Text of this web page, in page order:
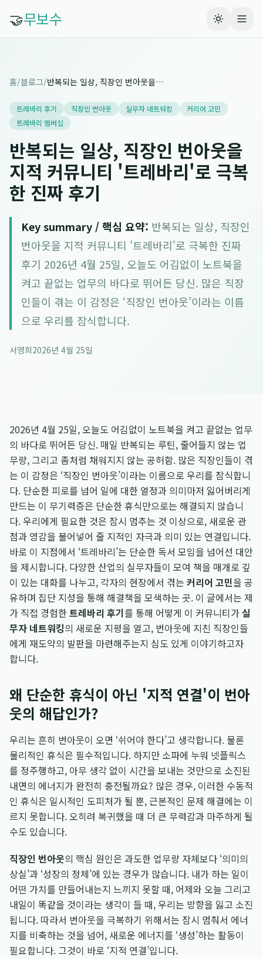
🤝무보수
홈/블로그/ 반복되는 일상, 직장인 번아웃을 지적 커뮤니티 '트레바리'로 극복한 진짜 후기
트레바리 후기 직장인 번아웃 실무자 네트워킹
커리어 고민
트레바리 멤버십
반복되는 일상, 직장인 번아웃을
지적 커뮤니티 '트레바리'로 극복
한 진짜 후기
Key summary / 핵심 요약: 반복되는 일상, 직장인
번아웃을 지적 커뮤니티 '트레바리'로 극복한 진짜
후기 2026년 4월 25일, 오늘도 어김없이 노트북을
켜고 끝없는 업무의 바다로 뛰어든 당신. 많은 직장
인들이 겪는 이 감정은 ‘직장인 번아웃’이라는 이름
으로 우리를 잠식합니다.
서영희2026년 4월 25일
2026년 4월 25일, 오늘도 어김없이 노트북을 켜고 끝없는 업무
의 바다로 뛰어든 당신. 매일 반복되는 루틴, 줄어들지 않는 업
무량, 그리고 좀처럼 채워지지 않는 공허함. 많은 직장인들이 겪
는 이 감정은 ‘직장인 번아웃’이라는 이름으로 우리를 잠식합니
다. 단순한 피로를 넘어 일에 대한 열정과 의미마저 잃어버리게
만드는 이 무기력증은 단순한 휴식만으로는 해결되지 않습니
다. 우리에게 필요한 것은 잠시 멈추는 것 이상으로, 새로운 관
점과 영감을 불어넣어 줄 지적인 자극과 의미 있는 연결입니다.
바로 이 지점에서 ‘트레바리’는 단순한 독서 모임을 넘어선 대안
을 제시합니다. 다양한 산업의 실무자들이 모여 책을 매개로 깊
이 있는 대화를 나누고, 각자의 현장에서 겪는 커리어 고민을 공
유하며 집단 지성을 통해 해결책을 모색하는 곳. 이 글에서는 제
가 직접 경험한트레바리 후기를 통해 어떻게 이 커뮤니티가실
무자 네트워킹의 새로운 지평을 열고, 번아웃에 지친 직장인들
에게 재도약의 발판을 마련해주는지 심도 있게 이야기하고자
합니다.
왜 단순한 휴식이 아닌 '지적 연결'이 번아
웃의 해답인가?
우리는 흔히 번아웃이 오면 ‘쉬어야 한다’고 생각합니다. 물론
물리적인 휴식은 필수적입니다. 하지만 소파에 누워 넷플릭스
를 정주행하고, 아무 생각 없이 시간을 보내는 것만으로 소진된
내면의 에너지가 완전히 충전될까요? 많은 경우, 이러한 수동적
인 휴식은 일시적인 도피처가 될 뿐, 근본적인 문제 해결에는 이
르지 못합니다. 오히려 복귀했을 때 더 큰 무력감과 마주하게 될
수도 있습니다.
직장인 번아웃의 핵심 원인은 과도한 업무량 자체보다 ‘의미의
상실’과 ‘성장의 정체’에 있는 경우가 많습니다. 내가 하는 일이
어떤 가치를 만들어내는지 느끼지 못할 때, 어제와 오늘 그리고
내일이 똑같을 것이라는 생각이 들 때, 우리는 방향을 잃고 소진
됩니다. 따라서 번아웃을 극복하기 위해서는 잠시 멈춰서 에너
지를 비축하는 것을 넘어, 새로운 에너지를 ‘생성’하는 활동이
필요합니다. 그것이 바로 ‘지적 연결’입니다.